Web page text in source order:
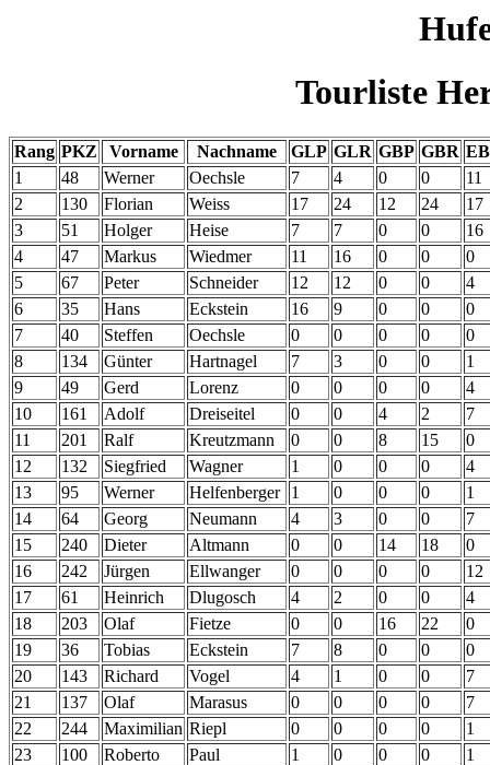
Tourliste
Rang PKZ Vorname Nachname GLP GLR GBP GBR
1
48 Werner Oechsle 7 4 0 0
11
2
130 Florian Weiss 17 24 12 24
17
3
51 Holger Heise 7 7 0 0
16
4
47 Markus Wiedmer 11 16 0 0
0
5
67 Peter Schneider 12 12 0 0
4
6
35 Hans Eckstein 16 9 0 0
0
7
40 Steffen Oechsle 0 0 0 0
0
8
134 Günter Hartnagel 7 3 0 0
1
9
49 Gerd Lorenz 0 0 0 0
4
10
161 Adolf Dreiseitel 0 0 4 2
7
11
201 Ralf Kreutzmann 0 0 8 15
0
12
132 Siegfried Wagner 1 0 0 0
4
13
95 Werner Helfenberger 1 0 0 0
1
14
64 Georg Neumann 4 3 0 0
7
15
240 Dieter Altmann 0 0 14 18
0
16
242 Jürgen Ellwanger 0 0 0 0
12
17
61 Heinrich Dlugosch 4 2 0 0
4
18
203 Olaf Fietze 0 0 16 22
0
19
36 Tobias Eckstein 7 8 0 0
0
20
143 Richard Vogel 4 1 0 0
7
21
137 Olaf Marasus 0 0 0 0
7
22
244 Maximilian Riepl 0 0 0 0
1
23
100 Roberto Paul 1 0 0 0
1